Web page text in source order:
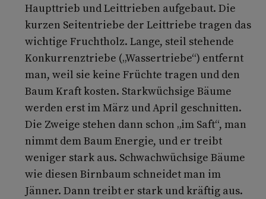
Haupttrieb und Leittrieben aufgebaut. Die
kurzen Seitentriebe der Leittriebe tragen das
wichtige Fruchtholz. Lange, steil stehende
Konkurrenztriebe („Wassertriebe“) entfernt
man, weil sie keine Früchte tragen und den
Baum Kraft kosten. Starkwüchsige Bäume
werden erst im März und April geschnitten.
Die Zweige stehen dann schon „im Saft“, man
nimmt dem Baum Energie, und er treibt
weniger stark aus. Schwachwüchsige Bäume
wie diesen Birnbaum schneidet man im
Jänner. Dann treibt er stark und kräftig aus.